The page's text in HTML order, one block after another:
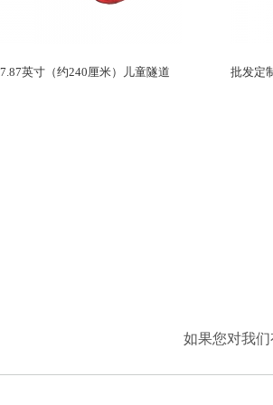
英寸（约240厘米）儿童隧道 批发定
如果您对我们